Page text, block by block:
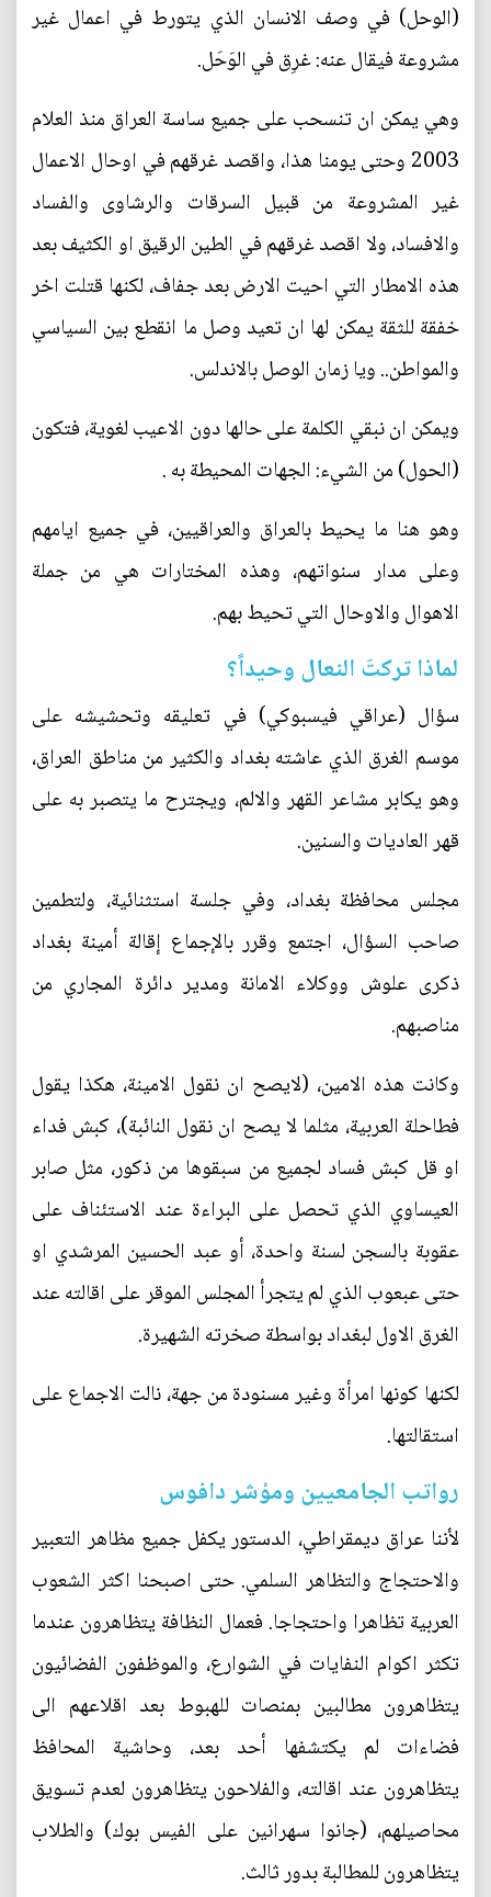
(الوحل) في وصف الانسان الذي يتورط في اعمال غير
مشروعة فيقال عنه: غرِق في الوَحَل.
وهي يمكن ان تنسحب على جميع ساسة العراق منذ العلام
2003 وحتى يومنا هذا، واقصد غرقهم في اوحال الاعمال
غير المشروعة من قبيل السرقات والرشاوى والفساد
والافساد، ولا اقصد غرقهم في الطين الرقيق او الكثيف بعد
هذه الامطار التي احيت الارض بعد جفاف، لكنها قتلت اخر
خفقة للثقة يمكن لها ان تعيد وصل ما انقطع بين السياسي
والمواطن.. ويا زمان الوصل بالاندلس.
ويمكن ان نبقي الكلمة على حالها دون الاعيب لغوية، فتكون
(الحول) من الشيء: الجهات المحيطة به .
وهو هنا ما يحيط بالعراق والعراقيين، في جميع ايامهم
وعلى مدار سنواتهم، وهذه المختارات هي من جملة
الاهوال والاوحال التي تحيط بهم.
لماذا تركتَ النعال وحيداً؟
سؤال (عراقي فيسبوكي) في تعليقه وتحشيشه على
موسم الغرق الذي عاشته بغداد والكثير من مناطق العراق،
وهو يكابر مشاعر القهر والالم، ويجترح ما يتصبر به على
قهر العاديات والسنين.
مجلس محافظة بغداد، وفي جلسة استثنائية، ولتطمين
صاحب السؤال، اجتمع وقرر بالإجماع إقالة أمينة بغداد
ذكرى علوش ووكلاء الامانة ومدير دائرة المجاري من
مناصبهم.
وكانت هذه الامين، (لايصح ان نقول الامينة، هكذا يقول
فطاحلة العربية، مثلما لا يصح ان نقول النائبة)، كبش فداء
او قل كبش فساد لجميع من سبقوها من ذكور، مثل صابر
العيساوي الذي تحصل على البراءة عند الاستئناف على
عقوبة بالسجن لسنة واحدة، أو عبد الحسين المرشدي او
حتى عبعوب الذي لم يتجرأ المجلس الموقر على اقالته عند
الغرق الاول لبغداد بواسطة صخرته الشهيرة.
لكنها كونها امرأة وغير مسنودة من جهة، نالت الاجماع على
استقالتها.
رواتب الجامعيين ومؤشر دافوس
لأننا عراق ديمقراطي، الدستور يكفل جميع مظاهر التعبير
والاحتجاج والتظاهر السلمي. حتى اصبحنا اكثر الشعوب
العربية تظاهرا واحتجاجا. فعمال النظافة يتظاهرون عندما
تكثر اكوام النفايات في الشوارع، والموظفون الفضائيون
يتظاهرون مطالبين بمنصات للهبوط بعد اقلاعهم الى
فضاءات لم يكتشفها أحد بعد، وحاشية المحافظ
يتظاهرون عند اقالته، والفلاحون يتظاهرون لعدم تسويق
محاصيلهم، (جانوا سهرانين على الفيس بوك) والطلاب
يتظاهرون للمطالبة بدور ثالث.